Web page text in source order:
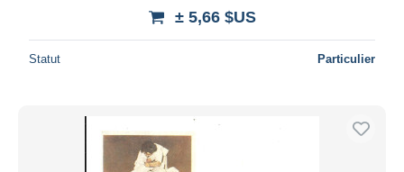
± 5,66 $US
Statut Particulier